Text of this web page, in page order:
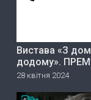
Вистава «З
додому».
28 квітня 2024